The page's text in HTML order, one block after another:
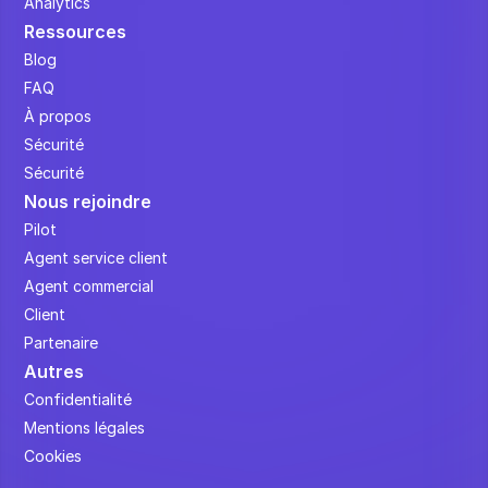
Ressources
Blog
FAQ
À propos
Sécurité
Sécurité
Nous rejoindre
Pilot
Agent service client
Agent commercial
Client
Partenaire
Autres
Confidentialité
Mentions légales
Cookies